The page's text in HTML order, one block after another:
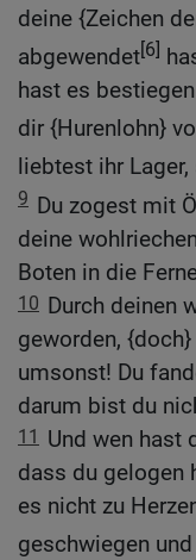
deine {Zeichen
abgewendet[6]
hast es
dir {Hurenlohn}
liebtest ihr
9 Du zogest mit
deine
Boten in die
10 Durch deinen
geworden,
umsonst! Du
darum bist du
11 Und wen hast
dass du gelogen
es nicht zu
geschwiegen